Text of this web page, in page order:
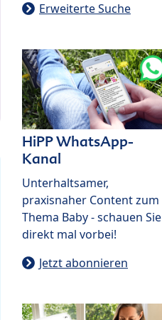
Erweiterte Suche
HiPP WhatsApp-
Kanal
Unterhaltsamer,
praxisnaher Content zum
Thema Baby - schauen Sie
direkt mal vorbei!
Jetzt abonnieren